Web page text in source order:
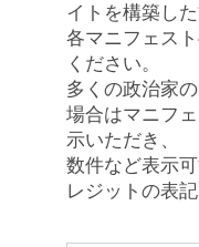
イトを構築した
各マニフェス
ください。
多くの政治家
場合はマニフ
示いただき、
数件など表示
レジットの表